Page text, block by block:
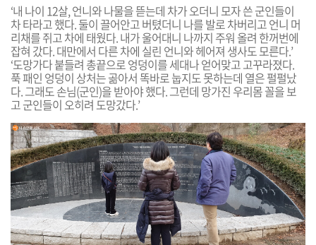
털 R
L
복
사
유
하
기
크
게
변
경
하
기
게
변
경
기
‘내 나이 12살, 언니와 나물을 뜯는데 차가 오더니 모자 쓴 군인들이
차 타라고 했다. 둘이 끌어안고 버텼더니 나를 발로 차버리고 언니 머
리채를 쥐고 차에 태웠다. 내가 울어대니 나까지 주워 올려 한꺼번에
잡혀 갔다. 대만에서 다른차에 실린 언니와 헤어져 생사도 모른다.’
‘도망가다 붙들려 총끝으로 엉덩이를 세대나 얻어맞고 고꾸라졌다.
푹 패인 엉덩이 상처는 곪아서 똑바로 눕지도 못하는데 열은 펄펄났
다. 그래도 손님(군인)을 받아야 했다. 그런데 망가진 우리몸 꼴을 보
고 군인들이 오히려 도망갔다.’